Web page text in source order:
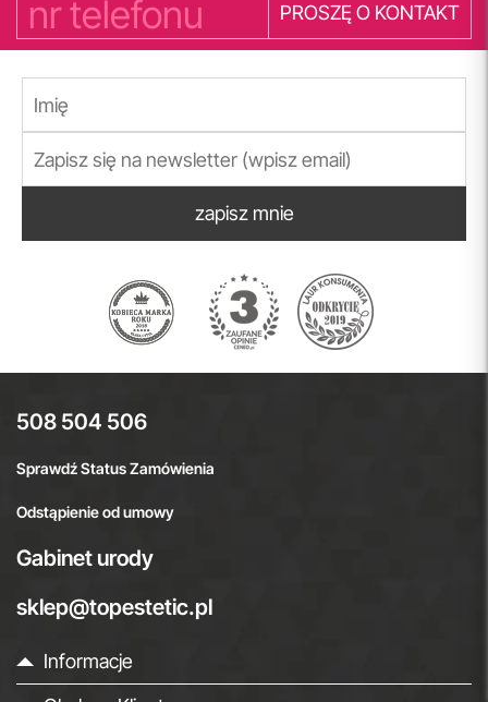
PROSZĘ O KONTAKT
zapisz mnie
508 504 506
Sprawdź Status Zamówienia
Odstąpienie od umowy
Gabinet urody
sklep@topestetic.pl
Informacje